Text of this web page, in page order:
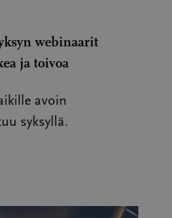
webinaarit
ja toivoa
avoin
syksyllä.